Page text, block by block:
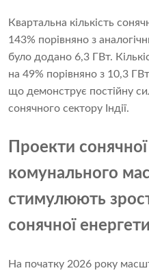
Квартальна кількість
143% порівняно з
було додано 6,3 ГВт.
на 49% порівняно з 10,3
що демонструє постійну
сонячного сектору Індії.
Проекти
комунального
стимулюють
сонячної
На початку 2026 року